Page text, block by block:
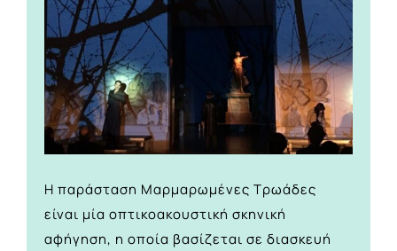
H παράσταση Μαρμαρωμένες Τρωάδες
είναι μία οπτικοακουστική σκηνική
αφήγηση, η οποία βασίζεται σε διασκευή